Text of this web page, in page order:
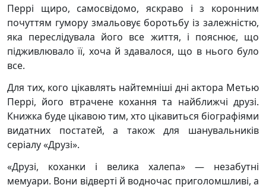
Перрі щиро, самосвідомо, яскраво і з коронним
почуттям гумору змальовує боротьбу із залежністю,
яка переслідувала його все життя, і пояснює, що
підживлювало її, хоча й здавалося, що в нього було
все.
Для тих, кого цікавлять найтемніші дні актора Метью
Перрі, його втрачене кохання та найближчі друзі.
Книжка буде цікавою тим, хто цікавиться біографіями
видатних постатей, а також для шанувальників
серіалу «Друзі».
«Друзі, коханки і велика халепа» — незабутні
мемуари. Вони відверті й водночас приголомшливі, а